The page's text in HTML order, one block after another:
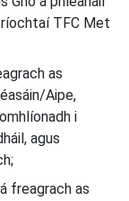
TFC Met
as
Aipe,
i
agus
freagrach as